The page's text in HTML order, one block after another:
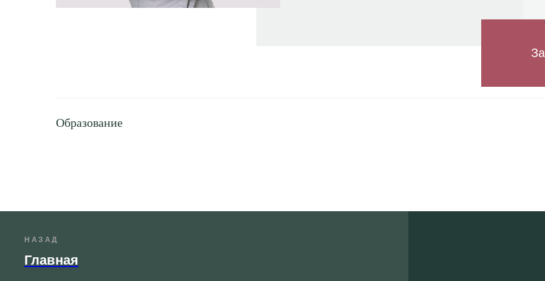
Образование
НАЗАД
Главная